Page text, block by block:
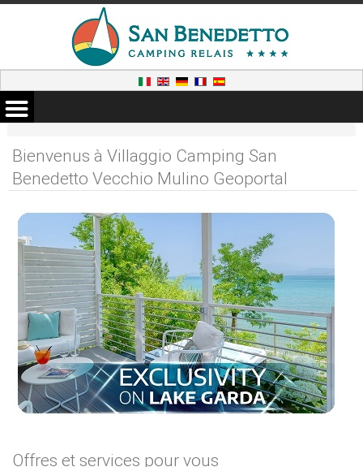
Bienvenus à Villaggio Camping San
Benedetto Vecchio Mulino Geoportal
Offres et services pour vous